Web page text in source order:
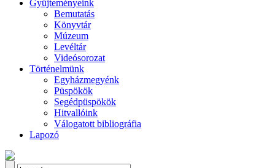
Gyűjteményeink
Bemutatás
Könyvtár
Múzeum
Levéltár
Videósorozat
Történelmünk
Egyházmegyénk
Püspökök
Segédpüspökök
Hitvallóink
Válogatott bibliográfia
Lapozó